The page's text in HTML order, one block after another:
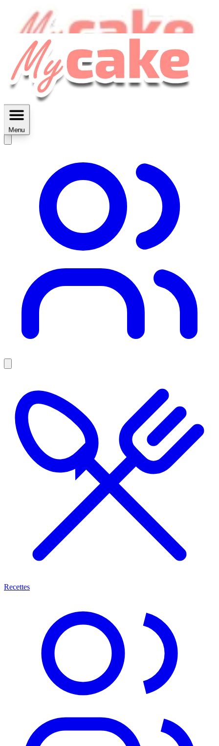
MyCake Academy c'est :
des fiches imprimables ...
Découvrir
Menu
Recettes